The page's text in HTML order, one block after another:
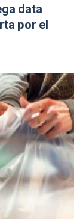
data
por el